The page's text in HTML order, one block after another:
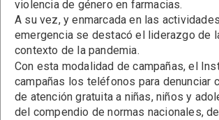
violencia de género en farmacias.
A su vez, y enmarcada en las
emergencia se destacó el liderazgo de
contexto de la pandemia.
Con esta modalidad de campañas, el
campañas los teléfonos para denunciar
de atención gratuita a niñas, niños y
del compendio de normas nacionales,